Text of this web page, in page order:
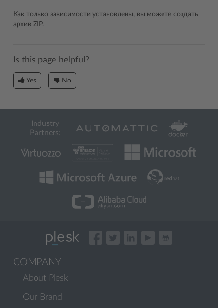
Как только зависимости установлены, вы можете создать
архив ZIP.
Is this page helpful?
Yes No
Industry
Partners:
COMPANY
About Plesk
Our Brand